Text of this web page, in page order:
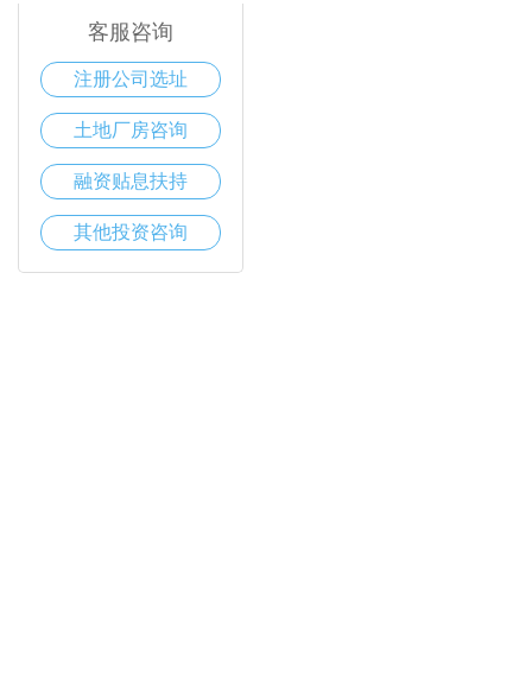
客服咨询
注册公司选址
土地厂房咨询
融资贴息扶持
其他投资咨询